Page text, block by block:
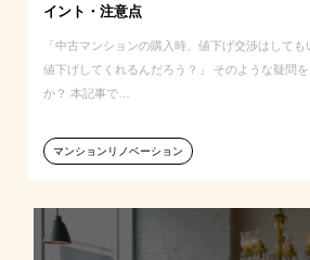
イント・注意点
「中古マンションの購入時、値下げ交渉はして
値下げしてくれるんだろう？」 そのような疑問をお持ちではありません
か？ 本記事で…
マンションリノベーション